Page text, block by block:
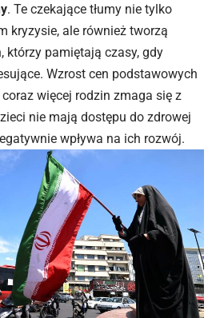
. Te czekające tłumy nie tylko
kryzysie, ale również tworzą
którzy pamiętają czasy, gdy
Wzrost cen podstawowych
więcej rodzin zmaga się z
nie mają dostępu do zdrowej
wpływa na ich rozwój.